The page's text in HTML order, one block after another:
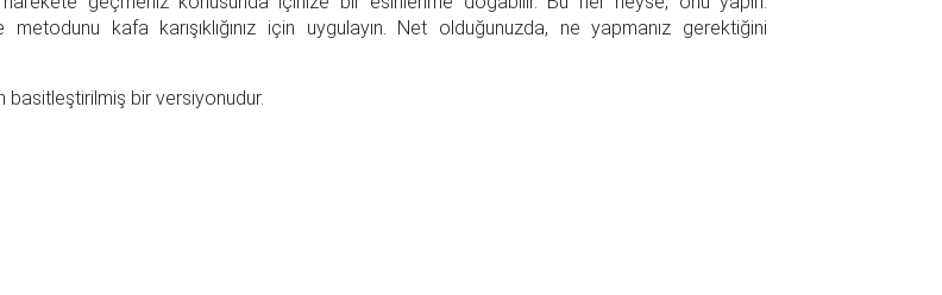
kafa karışıklığınız için uygulayın. Net olduğunuzda, ne yapmanız gerektiğini
basitleştirilmiş bir versiyonudur.